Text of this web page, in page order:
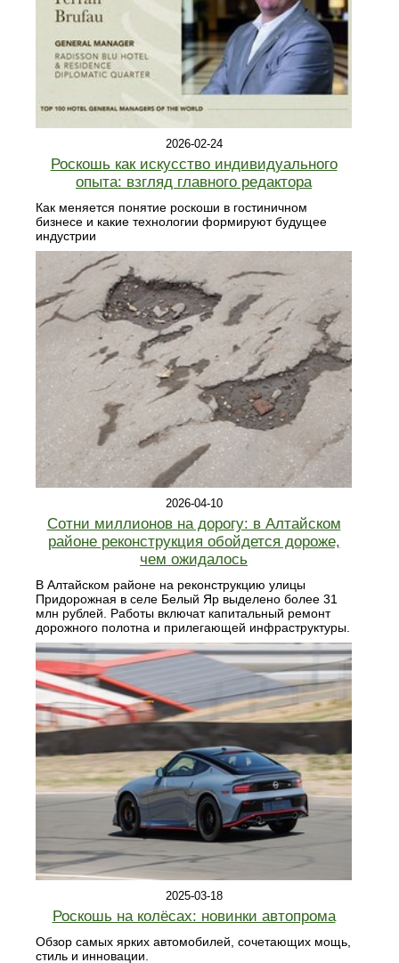
2026-02-24
Роскошь как искусство индивидуального
опыта: взгляд главного редактора
Как меняется понятие роскоши в гостиничном
бизнесе и какие технологии формируют будущее
индустрии
2026-04-10
Сотни миллионов на дорогу: в Алтайском
районе реконструкция обойдется дороже,
чем ожидалось
В Алтайском районе на реконструкцию улицы
Придорожная в селе Белый Яр выделено более 31
млн рублей. Работы включат капитальный ремонт
дорожного полотна и прилегающей инфраструктуры.
2025-03-18
Роскошь на колёсах: новинки автопрома
Обзор самых ярких автомобилей, сочетающих мощь,
стиль и инновации.